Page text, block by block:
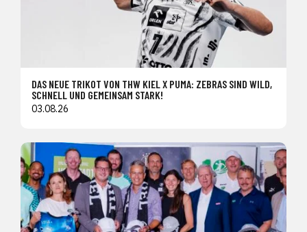
DAS NEUE TRIKOT VON THW KIEL X PUMA: ZEBRAS SIND WILD,
SCHNELL UND GEMEINSAM STARK!
03.08.26